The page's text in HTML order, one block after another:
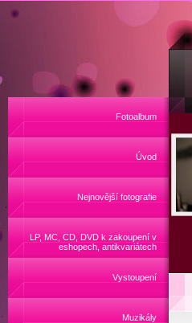
Fotoalbum
Úvod
Nejnovější fotografie
LP, MC, CD, DVD k zakoupení v
eshopech, antikvariátech
Vystoupení
Muzikály